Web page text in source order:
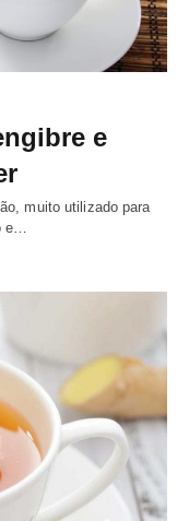
e
muito utilizado para
e…